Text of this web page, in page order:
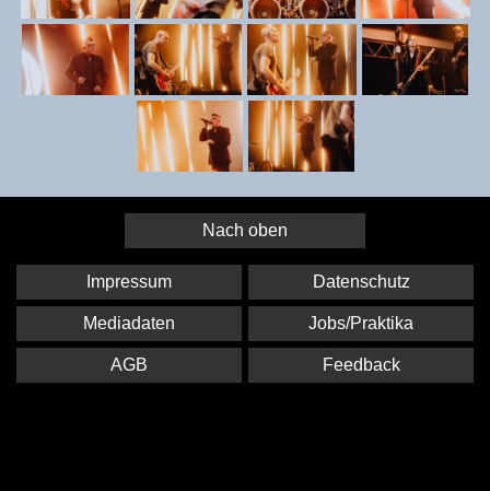
Nach oben
Impressum Datenschutz
Mediadaten Jobs/Praktika
AGB Feedback